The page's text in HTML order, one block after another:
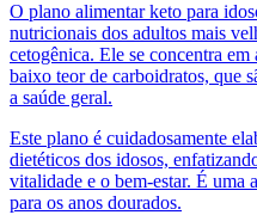
O plano alimentar keto para
nutricionais dos adultos mais
cetogênica. Ele se concentra
baixo teor de carboidratos, que
a saúde geral.
Este plano é cuidadosamente
dietéticos dos idosos,
vitalidade e o bem-estar. É uma
para os anos dourados.